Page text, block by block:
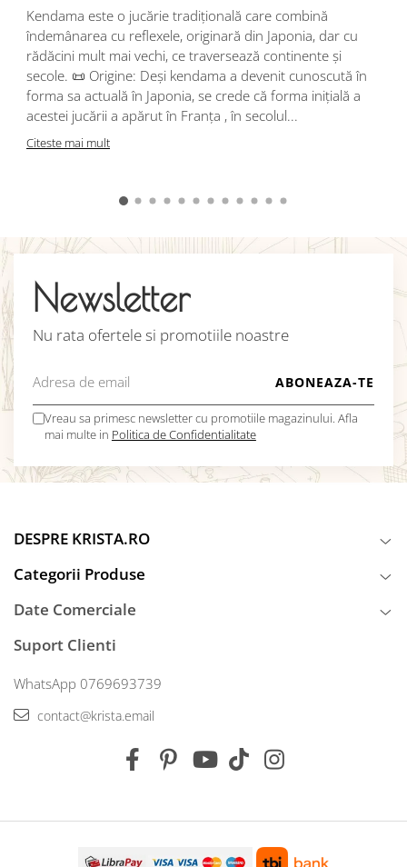
Kendama este o jucărie tradițională care combină
îndemânarea cu reflexele, originară din Japonia, dar cu
rădăcini mult mai vechi, ce traversează continente și
secole. 📜 Origine: Deși kendama a devenit cunoscută în
forma sa actuală în Japonia, se crede că forma inițială a
acestei jucării a apărut în Franța , în secolul...
Citeste mai mult
Newsletter
Nu rata ofertele si promotiile noastre
Vreau sa primesc newsletter cu promotiile magazinului. Afla
mai multe in Politica de Confidentialitate
DESPRE KRISTA.RO
Categorii Produse
Date Comerciale
Suport Clienti
WhatsApp 0769693739
contact@krista.email